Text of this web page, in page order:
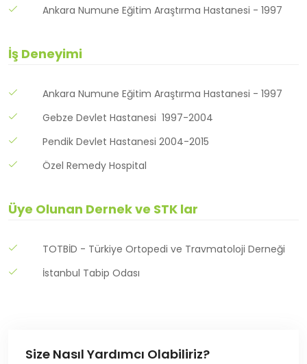
Size Nasıl Yardımcı Olabiliriz?
Ankara Numune Eğitim Araştırma Hastanesi - 1997
İş Deneyimi
Ankara Numune Eğitim Araştırma Hastanesi - 1997
Gebze Devlet Hastanesi 1997-2004
Pendik Devlet Hastanesi 2004-2015
Özel Remedy Hospital
Üye Olunan Dernek ve STK lar
TOTBİD - Türkiye Ortopedi ve Travmatoloji Derneği
İstanbul Tabip Odası